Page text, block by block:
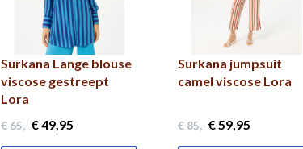
Surkana Lange blouse
viscose gestreept
Lora
€ 65,-€ 49,95
Surkana jumpsuit
camel viscose Lora
€ 85,-€ 59 ,95